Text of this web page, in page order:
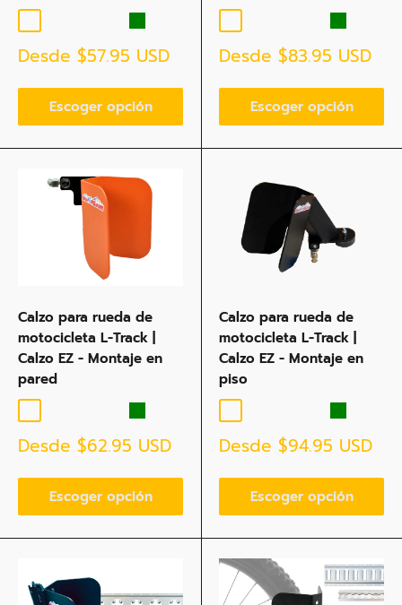
RojoGreen
Precio
venta
Desde $57.95 USD
Escoger opción
RojoGreen
Precio
venta
Desde $83.95 USD
Escoger opción
Calzo para rueda de
motocicleta L-Track |
Calzo EZ - Montaje en
pared
RojoGreen
Precio
venta
Desde $62.95 USD
Escoger opción
Calzo para rueda de
motocicleta L-Track |
Calzo EZ - Montaje en
piso
RojoGreen
Precio
venta
Desde $94.95 USD
Escoger opción